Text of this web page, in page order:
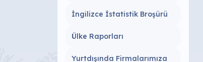
İngilizce İstatistik Broşürü
Ülke Raporları
Yurtdışında Firmalarımıza